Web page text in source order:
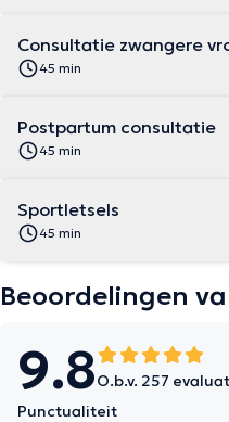
Consultatie zwangere
45 min
Postpartum consultatie
45 min
Sportletsels
45 min
Beoordelingen
9.8O.b.v. 257
Punctualiteit